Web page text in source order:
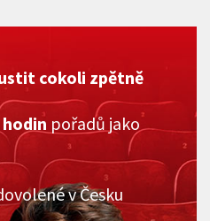
cokoli zpětně
pořadů jako
v Česku